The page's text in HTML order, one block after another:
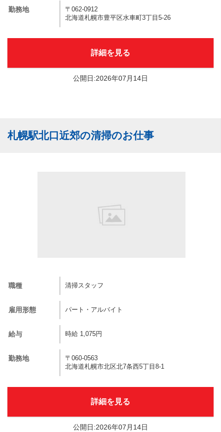
勤務地
〒062-0912
北海道札幌市豊平区水車町3丁目5-26
詳細を見る
公開日:2026年07月14日
札幌駅北口近郊の清掃のお仕事
職種 清掃スタッフ
雇用形態 パート・アルバイト
給与 時給 1,075円
勤務地
〒060-0563
北海道札幌市北区北7条西5丁目8-1
詳細を見る
公開日:2026年07月14日